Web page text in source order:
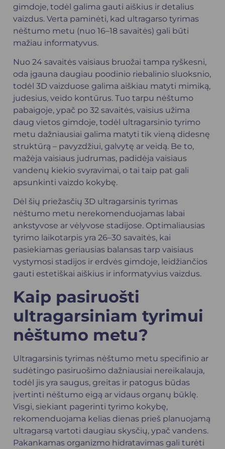
gimdoje, todėl galima gauti aiškius ir detalius
vaizdus. Verta paminėti, kad ultragarso tyrimas
nėštumo metu (nuo 16–18 savaitės) gali būti
mažiau informatyvus.
Nuo 24 savaitės vaisiaus bruožai tampa ryškesni,
oda įgauna daugiau poodinio riebalinio sluoksnio,
todėl 3D vaizduose galima aiškiau matyti mimiką,
judesius, veido kontūrus. Tuo tarpu nėštumo
pabaigoje, ypač po 32 savaitės, vaisius užima
daug vietos gimdoje, todėl ultragarsinio tyrimo
metu dažniausiai galima matyti tik vieną didesnę
struktūrą – pavyzdžiui, galvytę ar veidą. Be to,
mažėja vaisiaus judrumas, padidėja vaisiaus
vandenų kiekio svyravimai, o tai taip pat gali
apsunkinti vaizdo kokybę.
Dėl šių priežasčių 3D ultragarsinis tyrimas
nėštumo metu nerekomenduojamas labai
ankstyvose ar vėlyvose stadijose. Optimaliausias
tyrimo laikotarpis yra 26–30 savaitės, kai
pasiekiamas geriausias balansas tarp vaisiaus
vystymosi stadijos ir erdvės gimdoje, leidžiančios
gauti estetiškai aiškius ir informatyvius vaizdus.
Kaip pasiruošti
ultragarsiniam tyrimui
nėštumo metu?
Ultragarsinis tyrimas nėštumo metu specifinio ar
sudėtingo pasiruošimo dažniausiai nereikalauja,
todėl jis yra saugus, greitas ir patogus būdas
įvertinti nėštumo eigą ar vidaus organų būklę.
Visgi, siekiant pagerinti tyrimo kokybę,
rekomenduojama kelias dienas prieš planuojamą
ultragarsą vartoti daugiau skysčių, ypač vandens.
Pakankamas organizmo hidratavimas gali turėti